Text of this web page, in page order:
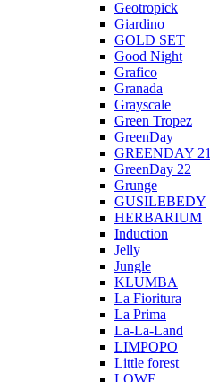
Geotropick
Giardino
GOLD SET
Good Night
Grafico
Granada
Grayscale
Green Tropez
GreenDay
GREENDAY 21
GreenDay 22
Grunge
GUSILEBEDY
HERBARIUM
Induction
Jelly
Jungle
KLUMBA
La Fioritura
La Prima
La-La-Land
LIMPOPO
Little forest
LOWE